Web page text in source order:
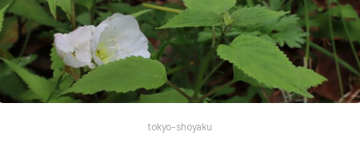
tokyo-shoyaku